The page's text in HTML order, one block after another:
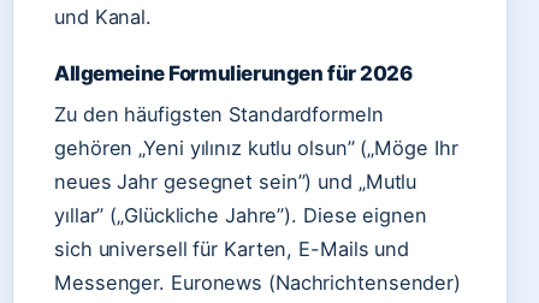
und Kanal.
Allgemeine Formulierungen für 2026
Zu den häufigsten Standardformeln
gehören „Yeni yılınız kutlu olsun” („Möge Ihr
neues Jahr gesegnet sein”) und „Mutlu
yıllar” („Glückliche Jahre”). Diese eignen
sich universell für Karten, E-Mails und
Messenger. Euronews (Nachrichtensender)